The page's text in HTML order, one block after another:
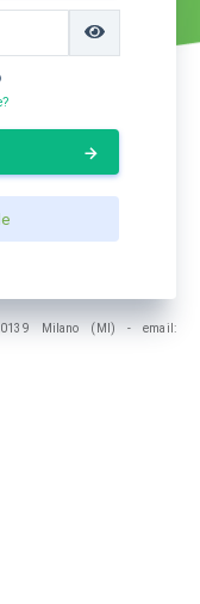
Milano (MI) - email: